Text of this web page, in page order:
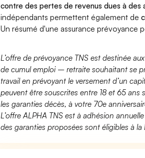
contre des pertes de revenus dues à des
indépendants permettent également de
Un résumé d'une assurance prévoyance
L’offre de prévoyance TNS est destinée
de cumul emploi – retraite souhaitant se
travail en prévoyant le versement d’un
peuvent être souscrites entre 18 et 65 ans
les garanties décès, à votre 70e
L’offre ALPHA TNS est à adhésion
des garanties proposées sont éligibles à la